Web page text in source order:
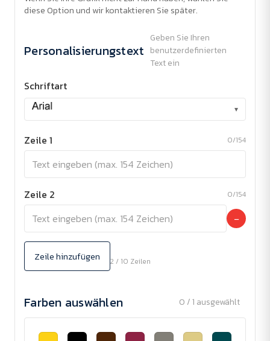
diese Option und wir kontaktieren Sie später.
Personalisierungstext
Geben Sie Ihren
benutzerdefinierten
Text ein
Schriftart
▾
Zeile 1 0/154
Zeile 2 0/154
−
Zeile hinzufügen 2 / 10 Zeilen
Farben auswählen 0 / 1 ausgewählt